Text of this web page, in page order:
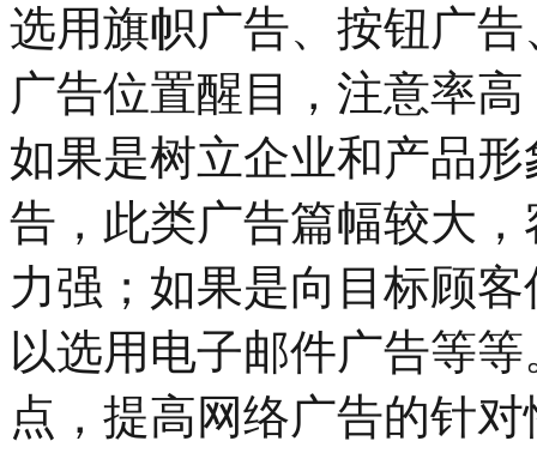
选用旗帜广告、按钮广
广告位置醒目，注意率
如果是树立企业和产品
告，此类广告篇幅较大
力强；如果是向目标顾
以选用电子邮件广告等
点，提高网络广告的针